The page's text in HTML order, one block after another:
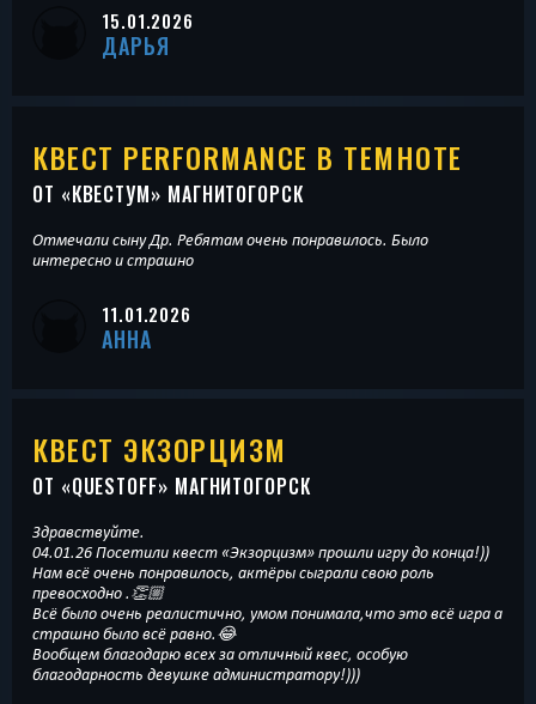
15.01.2026
ДАРЬЯ
КВЕСТ PERFORMANCE В ТЕМНОТЕ
ОТ «КВЕСТУМ» МАГНИТОГОРСК
Отмечали сыну Др. Ребятам очень понравилось. Было
интересно и страшно
11.01.2026
АННА
КВЕСТ ЭКЗОРЦИЗМ
ОТ «QUESTOFF» МАГНИТОГОРСК
Здравствуйте.
04.01.26 Посетили квест «Экзорцизм» прошли игру до конца!))
Нам всё очень понравилось, актёры сыграли свою роль
превосходно .👏🏼
Всё было очень реалистично, умом понимала,что это всё игра а
страшно было всё равно.😂
Вообщем благодарю всех за отличный квес, особую
благодарность девушке администратору!)))